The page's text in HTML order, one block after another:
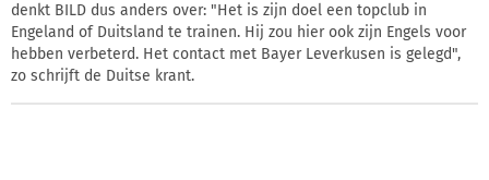
denkt BILD dus anders over: "Het is zijn doel een topclub in
Engeland of Duitsland te trainen. Hij zou hier ook zijn Engels voor
hebben verbeterd. Het contact met Bayer Leverkusen is gelegd",
zo schrijft de Duitse krant.